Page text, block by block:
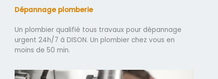
Dépannage plomberie
Un plombier qualifié tous travaux pour dépannage
urgent 24h/7 à DISON. Un plombier chez vous en
moins de 50 min.